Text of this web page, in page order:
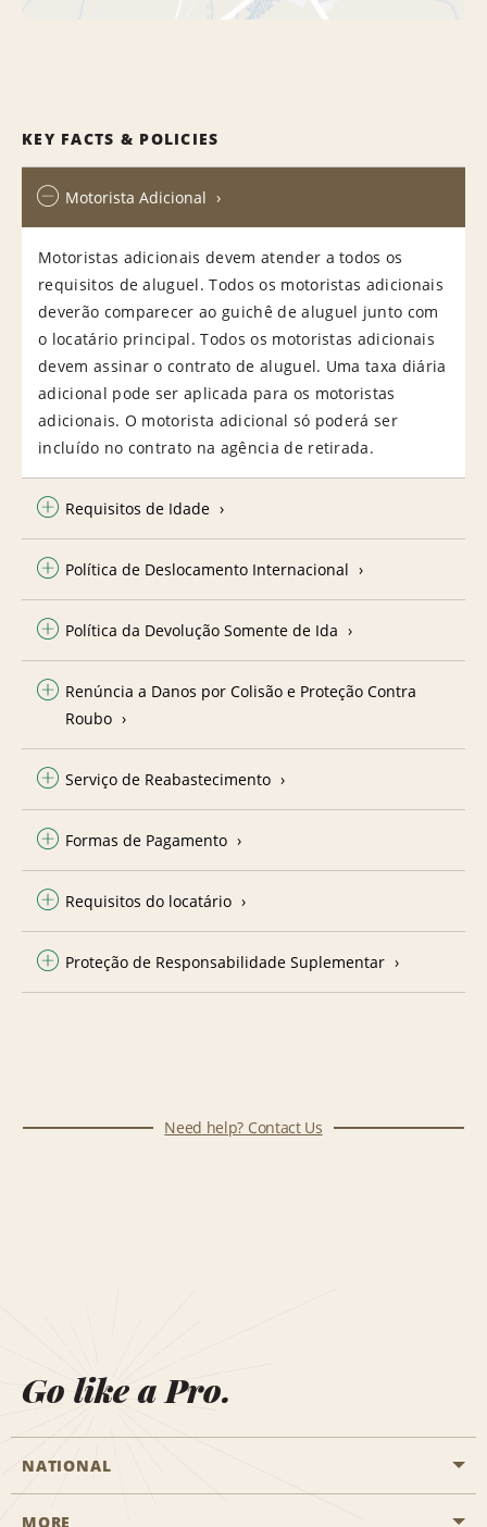
KEY FACTS & POLICIES
Motorista Adicional
Motoristas adicionais devem atender a todos os
requisitos de aluguel. Todos os motoristas adicionais
deverão comparecer ao guichê de aluguel junto com
o locatário principal. Todos os motoristas adicionais
devem assinar o contrato de aluguel. Uma taxa diária
adicional pode ser aplicada para os motoristas
adicionais. O motorista adicional só poderá ser
incluído no contrato na agência de retirada.
Requisitos de Idade
Política de Deslocamento Internacional
Política da Devolução Somente de Ida
Renúncia a Danos por Colisão e Proteção Contra
Roubo
Serviço de Reabastecimento
Formas de Pagamento
Requisitos do locatário
Proteção de Responsabilidade Suplementar
Need help? Contact Us
Go like a Pro.
NATIONAL
Start a Reservation
MORE